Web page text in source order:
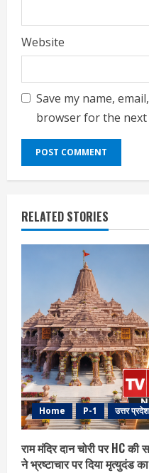
Website
Save my name,
browser for the next
RELATED STORIES
Home P-1 उत्तर प्रदेश
राम मंदिर दान चोरी पर HC
ने भ्रष्टाचार पर द‍िया मृत्युदंड